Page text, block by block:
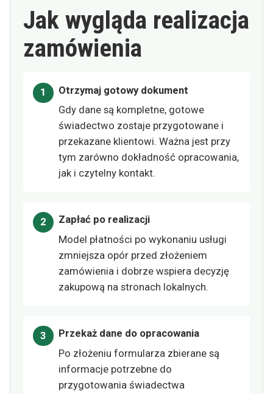
Jak wygląda realizacja
zamówienia
Otrzymaj gotowy dokument
Gdy dane są kompletne, gotowe
świadectwo zostaje przygotowane i
przekazane klientowi. Ważna jest przy
tym zarówno dokładność opracowania,
jak i czytelny kontakt.
Zapłać po realizacji
Model płatności po wykonaniu usługi
zmniejsza opór przed złożeniem
zamówienia i dobrze wspiera decyzję
zakupową na stronach lokalnych.
Przekaż dane do opracowania
Po złożeniu formularza zbierane są
informacje potrzebne do
przygotowania świadectwa